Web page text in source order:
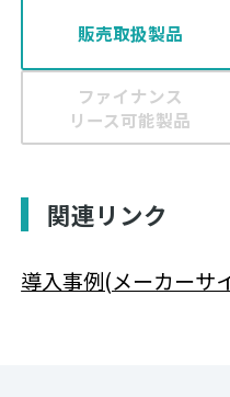
販売取扱製品
ファイナンス
リース可能製品
関連リンク
導入事例(メーカーサ